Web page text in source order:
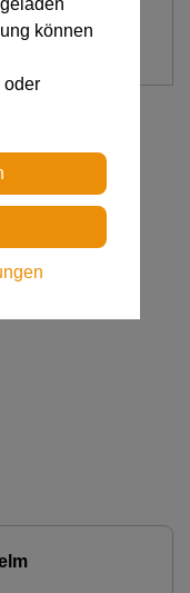
können
oder